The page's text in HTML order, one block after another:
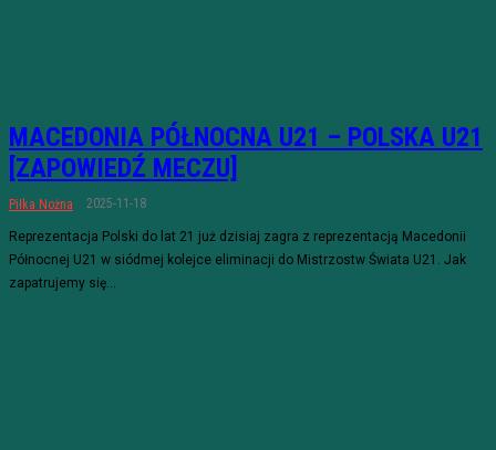
MACEDONIA PÓŁNOCNA U21 – POLSKA U21
[ZAPOWIEDŹ MECZU]
Piłka Nożna 2025-11-18
Reprezentacja Polski do lat 21 już dzisiaj zagra z reprezentacją Macedonii
Północnej U21 w siódmej kolejce eliminacji do Mistrzostw Świata U21. Jak
zapatrujemy się...